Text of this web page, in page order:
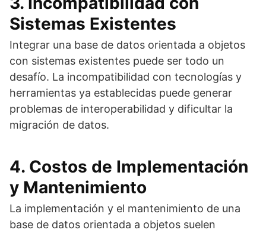
Sistemas Existentes
Integrar una base de datos orientada a objetos
con sistemas existentes puede ser todo un
desafío. La incompatibilidad con tecnologías y
herramientas ya establecidas puede generar
problemas de interoperabilidad y dificultar la
migración de datos.
4. Costos de Implementación
y Mantenimiento
La implementación y el mantenimiento de una
base de datos orientada a objetos suelen